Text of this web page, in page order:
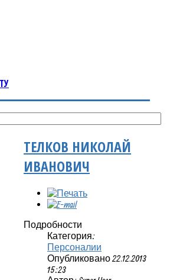
ТЕЛКОВ НИКОЛАЙ
ИВАНОВИЧ
Подробности
Категория:
Персоналии
Опубликовано 22.12.2013
15:23